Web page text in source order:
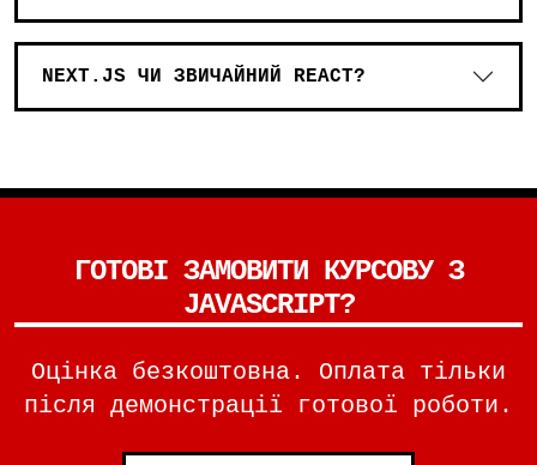
NEXT.JS ЧИ ЗВИЧАЙНИЙ REACT?
ГОТОВІ ЗАМОВИТИ КУРСОВУ З
JAVASCRIPT?
Оцінка безкоштовна. Оплата тільки
після демонстрації готової роботи.